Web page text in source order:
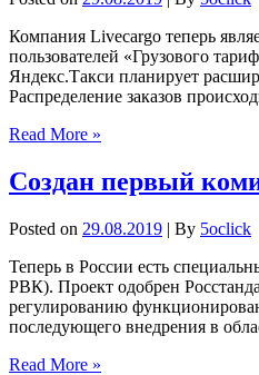
Компания Livecargo теперь
пользователей «Грузового
Яндекс.Такси планирует
Распределение заказов
Read More »
Создан первый
Posted on 29.08.2019 | By 5oclick
Теперь в России есть
РВК). Проект одобрен
регулированию
последующего внедрения в
Read More »